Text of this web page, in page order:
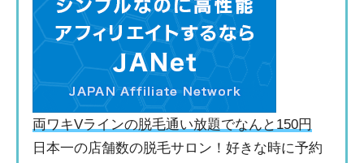
両ワキVラインの脱毛通い放題でなんと150円
日本一の店舗数の脱毛サロン！好きな時に予約